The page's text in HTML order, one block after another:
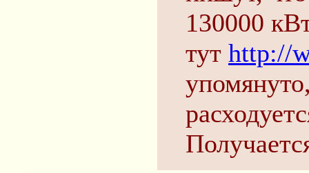
130000
тут http://